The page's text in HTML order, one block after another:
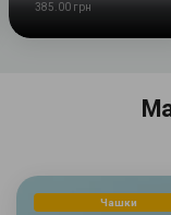
385.00 грн
Чашки